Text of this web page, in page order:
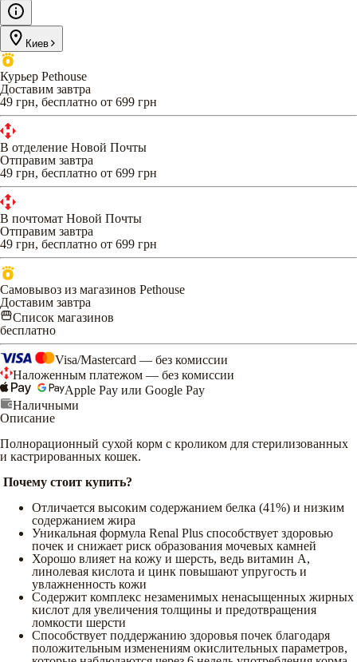
Киев
Курьер Pethouse
Доставим завтра
49 грн, бесплатно от 699 грн
В отделение Новой Почты
Отправим завтра
49 грн, бесплатно от 699 грн
В почтомат Новой Почты
Отправим завтра
49 грн, бесплатно от 699 грн
Самовывоз из магазинов Pethouse
Доставим завтра
Список магазинов
бесплатно
Visa/Mastercard — без комиссии
Наложенным платежом — без комиссии
Apple Pay или Google Pay
Наличными
Описание
Полнорационный сухой корм с кроликом для стерилизованных
и кастрированных кошек.
Почему стоит купить?
Отличается высоким содержанием белка (41%) и низким
содержанием жира
Уникальная формула Renal Plus способствует здоровью
почек и снижает риск образования мочевых камней
Хорошо влияет на кожу и шерсть, ведь витамин А,
линолевая кислота и цинк повышают упругость и
увлажненность кожи
Содержит комплекс незаменимых ненасыщенных жирных
кислот для увеличения толщины и предотвращения
ломкости шерсти
Способствует поддержанию здоровья почек благодаря
положительным изменениям окислительных параметров,